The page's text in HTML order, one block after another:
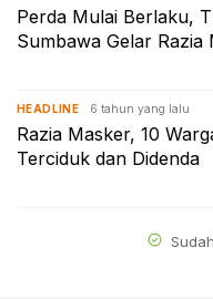
Perda Mulai Berlaku,
Sumbawa Gelar Razia
HEADLINE 6 tahun yang lalu
Razia Masker, 10
Terciduk dan Didenda